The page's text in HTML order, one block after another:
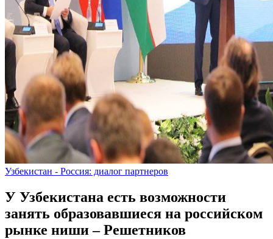
Узбекистан - Россия: диалог партнеров
У Узбекистана есть возможности
занять образовавшиеся на российском
рынке ниши – Решетников